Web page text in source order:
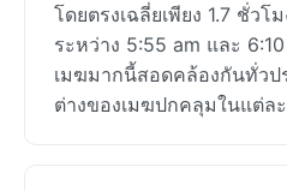
โดยตรงเฉลี่ยเพียง 1.7 ชั่ว
ระหว่าง 5:55 am และ
เมฆมากนี้สอดคล้องกันทั่วป
ต่างของเมฆปกคลุมในแต่ล